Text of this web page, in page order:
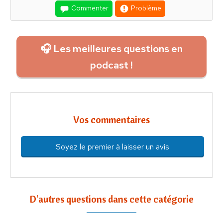
Commenter Problème
🎧 Les meilleures questions en
podcast !
Vos commentaires
Soyez le premier à laisser un avis
D'autres questions dans cette catégorie